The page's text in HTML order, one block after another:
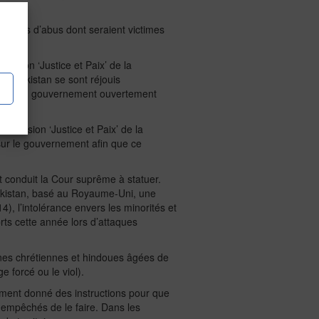
cas d’abus dont seraient victimes
‘Justice et Paix’ de la
Pakistan se sont réjouis
un gouvernement ouvertement
‘Justice et Paix’ de la
le gouvernement afin que ce
la Cour suprême à statuer.
basé au Royaume-Uni, une
l’intolérance envers les minorités et
cette année lors d’attaques
chrétiennes et hindoues âgées de
forcé ou le viol).
donné des instructions pour que
de le faire. Dans les